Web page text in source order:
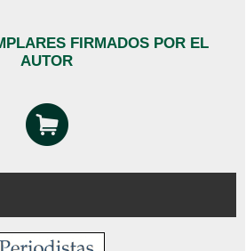
FIRMADOS POR EL
AUTOR